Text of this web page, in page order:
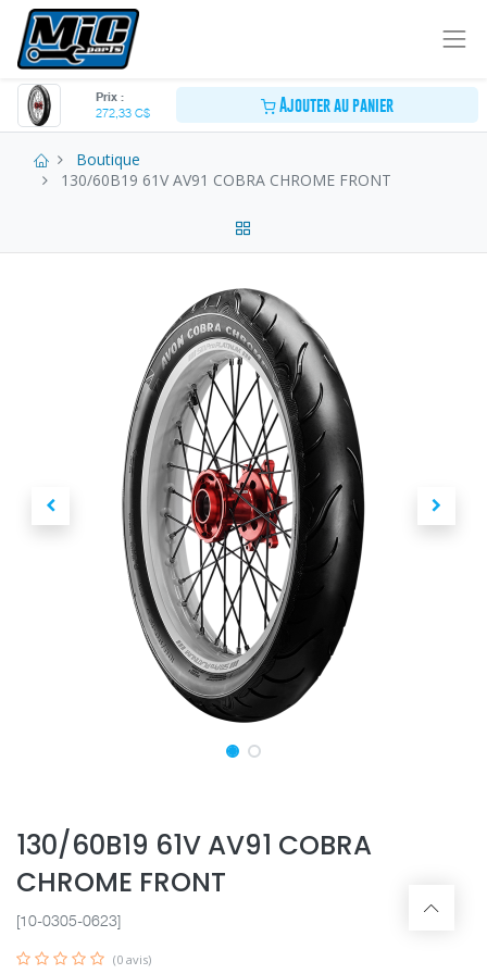
Prix :
272,33 C$ Ajouter au panier
Boutique
130/60B19 61V AV91 COBRA CHROME FRONT
130/60B19 61V AV91 COBRA
CHROME FRONT
[10-0305-0623]
(0 avis)